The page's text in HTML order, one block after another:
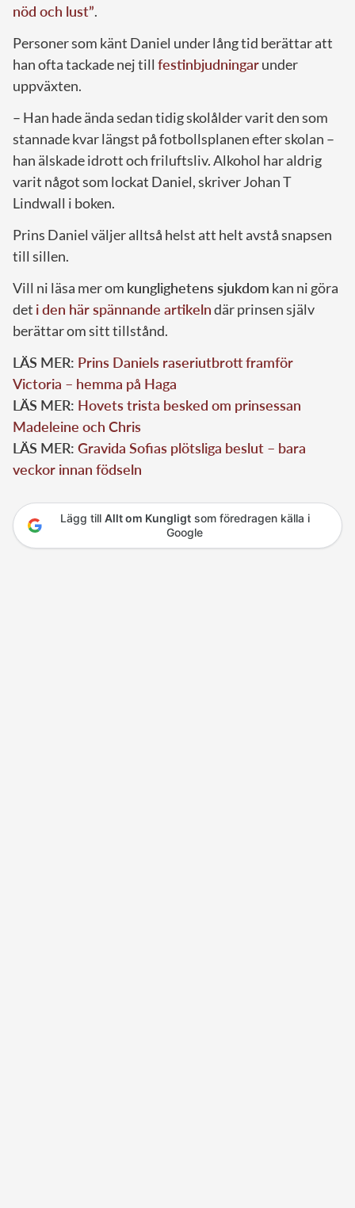
nöd och lust”.
Personer som känt Daniel under lång tid berättar att
han ofta tackade nej till festinbjudningarunder
uppväxten.
– Han hade ända sedan tidig skolålder varit den som
stannade kvar längst på fotbollsplanen efter skolan –
han älskade idrott och friluftsliv. Alkohol har aldrig
varit något som lockat Daniel, skriver Johan T
Lindwall i boken.
Prins Daniel väljer alltså helst att helt avstå snapsen
till sillen.
Vill ni läsa mer om kunglighetens sjukdom kan ni göra
det i den här spännande artikelndär prinsen själv
berättar om sitt tillstånd.
LÄS MER: Prins Daniels raseriutbrott framför
Victoria – hemma på Haga
LÄS MER: Hovets trista besked om prinsessan
Madeleine och Chris
LÄS MER: Gravida Sofias plötsliga beslut – bara
veckor innan födseln
Lägg till Allt om Kungligtsom föredragen källa i
Google